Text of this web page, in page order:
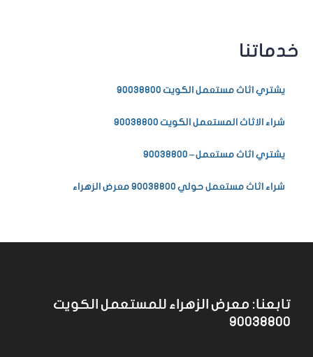
خدماتنا
يشتري اثاث مستعمل الكويت 90038800
شراء الاثاث المستعمل الكويت 90038800
يشتري اثاث مستعمل – 90038800
شراء اثاث مستعمل حولي 90038800 معرض الزهراء
تابعنا: معرض الزهراء للمستعمل الكويت
90038800